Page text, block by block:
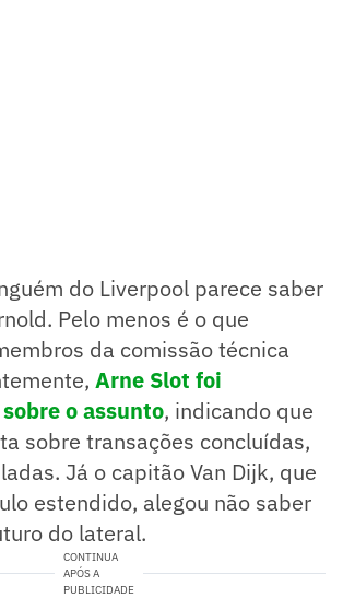
do Liverpool parece saber
Pelo menos é o que
da comissão técnica
Arne Slot foi
o assunto, indicando que
sobre transações concluídas,
Já o capitão Van Dijk, que
estendido, alegou não saber
do lateral.
CONTINUA
APÓS A
PUBLICIDADE